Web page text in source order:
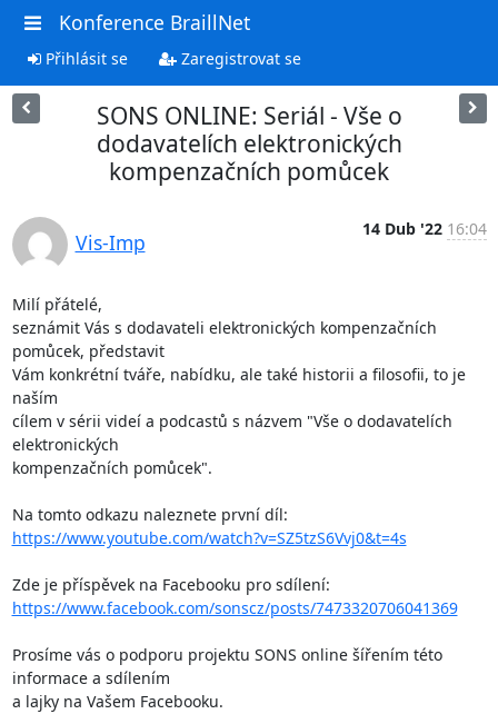
Konference BraillNet
Přihlásit se Zaregistrovat se
SONS ONLINE: Seriál - Vše o
dodavatelích elektronických
kompenzačních pomůcek
Vis-Imp
14 Dub '22 16:04
Milí přátelé,
seznámit Vás s dodavateli elektronických kompenzačních
pomůcek, představit
Vám konkrétní tváře, nabídku, ale také historii a filosofii, to je
naším
cílem v sérii videí a podcastů s názvem "Vše o dodavatelích
elektronických
kompenzačních pomůcek".
https://www.youtube.com/watch?v=SZ5tzS6Vvj0&t=4s
https://www.facebook.com/sonscz/posts/7473320706041369
Prosíme vás o podporu projektu SONS online šířením této
informace a sdílením
a lajky na Vašem Facebooku.